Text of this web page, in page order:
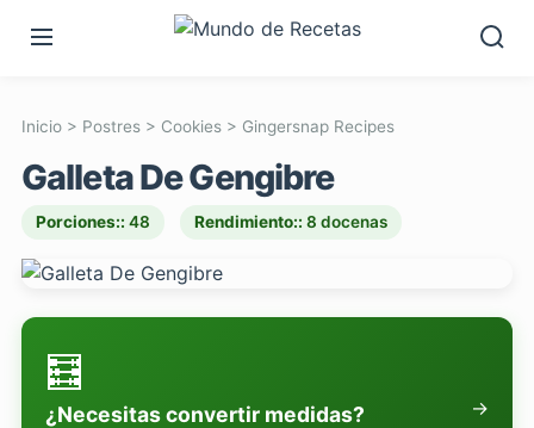
Inicio> Postres> Cookies> Gingersnap Recipes
Galleta De Gengibre
Porciones:: 48 Rendimiento:: 8 docenas
🧮
¿Necesitas convertir medidas? →